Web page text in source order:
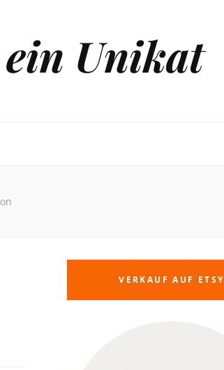
Unikat
VERKAUF AUF ETSY